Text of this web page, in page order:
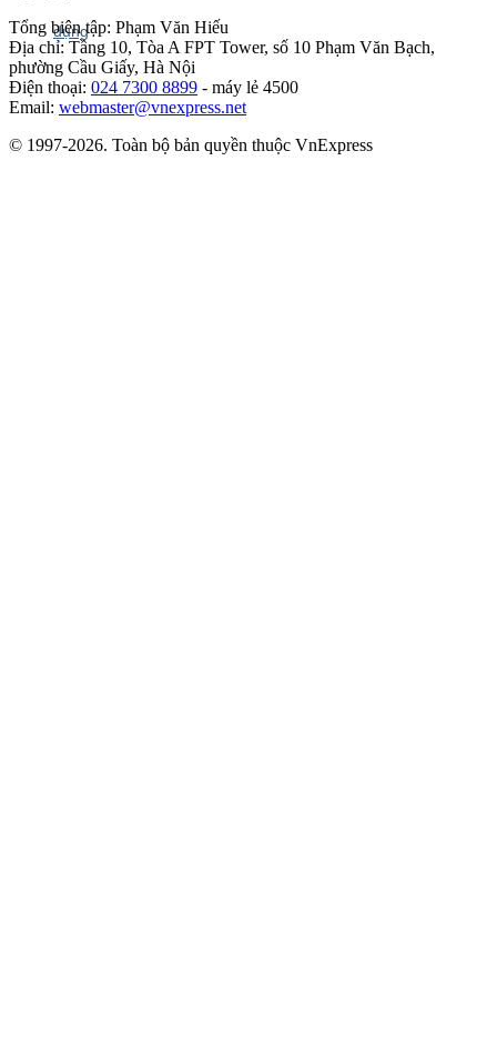
Tổng biên tập: Phạm Văn Hiếu
Địa chỉ: Tầng 10, Tòa A FPT Tower, số 10 Phạm Văn Bạch,
phường Cầu Giấy, Hà Nội
Điện thoại: 024 7300 8899 - máy lẻ 4500
Email: webmaster@vnexpress.net
© 1997-2026. Toàn bộ bản quyền thuộc VnExpress